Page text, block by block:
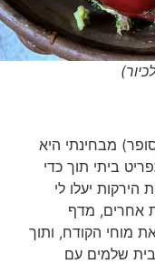
מבחינתי היא
ביתי תוך כדי
יעלו לי
מדף
הקודח, ותוך
שלמים עם